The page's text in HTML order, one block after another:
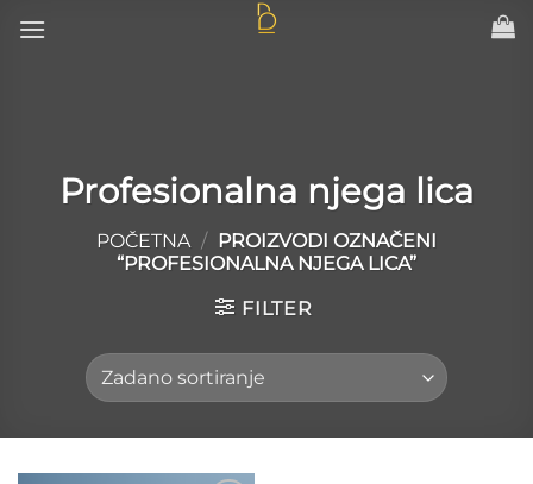
Profesionalna njega lica
POČETNA /
PROIZVODI OZNAČENI
“PROFESIONALNA NJEGA LICA”
FILTER